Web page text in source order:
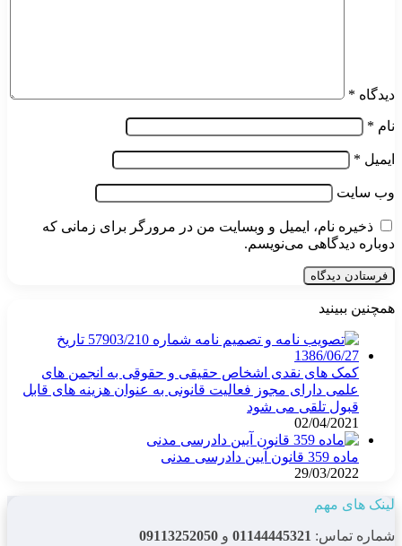
دیدگاه *
نام *
ایمیل *
وب‌ سایت
ذخیره نام، ایمیل و وبسایت من در مرورگر برای زمانی که
دوباره دیدگاهی می‌نویسم.
همچنین ببینید
کمک های نقدی اشخاص حقیقی و حقوقی به انجمن های
علمی دارای مجوز فعالیت قانونی به عنوان هزینه های قابل
قبول تلقی می شود
02/04/2021
ماده 359 قانون آیین دادرسی مدنی
29/03/2022
لینک های مهم
شماره تماس: 01144445321 و 09113252050